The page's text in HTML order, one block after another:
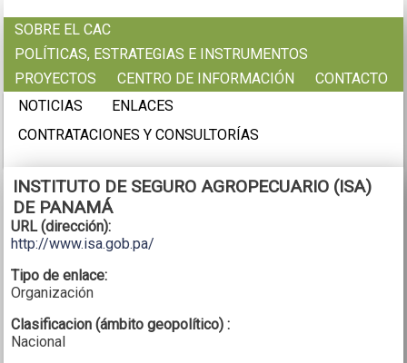
SOBRE EL CAC
POLÍTICAS, ESTRATEGIAS E INSTRUMENTOS
PROYECTOS
CENTRO DE INFORMACIÓN
CONTACTO
NOTICIAS
ENLACES
CONTRATACIONES Y CONSULTORÍAS
INSTITUTO DE SEGURO AGROPECUARIO (ISA)
DE PANAMÁ
URL (dirección):
http://www.isa.gob.pa/
Tipo de enlace:
Organización
Clasificacion (ámbito geopolítico) :
Nacional